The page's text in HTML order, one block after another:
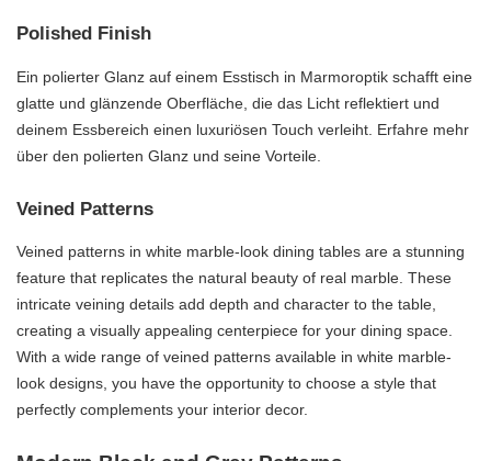
Polished Finish
Ein polierter Glanz auf einem Esstisch in Marmoroptik schafft eine
glatte und glänzende Oberfläche, die das Licht reflektiert und
deinem Essbereich einen luxuriösen Touch verleiht. Erfahre mehr
über den polierten Glanz und seine Vorteile.
Veined Patterns
Veined patterns in white marble-look dining tables are a stunning
feature that replicates the natural beauty of real marble. These
intricate veining details add depth and character to the table,
creating a visually appealing centerpiece for your dining space.
With a wide range of veined patterns available in white marble-
look designs, you have the opportunity to choose a style that
perfectly complements your interior decor.